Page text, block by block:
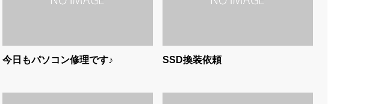
今日もパソコン修理です♪ SSD換装依頼